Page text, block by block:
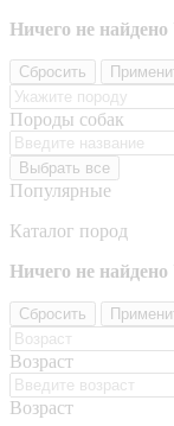
Ничего не найдено
Сбросить
Породы собак
Выбрать все
Популярные
Каталог пород
Ничего не найдено
Сбросить
Возраст
Возраст